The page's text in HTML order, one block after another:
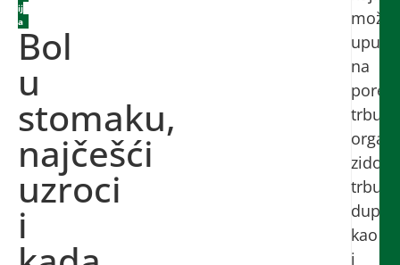
ij
aBol
u
stomaku,
najčešći
uzroci
i
može
na
zidova
duplje
kao
i